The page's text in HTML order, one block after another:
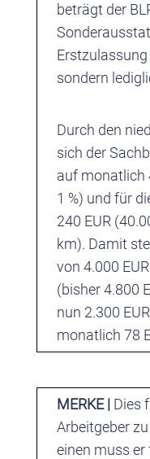
beträgt der
sondern
Durch den
sich der
auf monatlich
1 %) und für
240 EUR
km). Damit
von 4.000
(bisher 4.800
nun 2.300
monatlich 78
MERKE | Dies
Arbeitgeber
einen muss